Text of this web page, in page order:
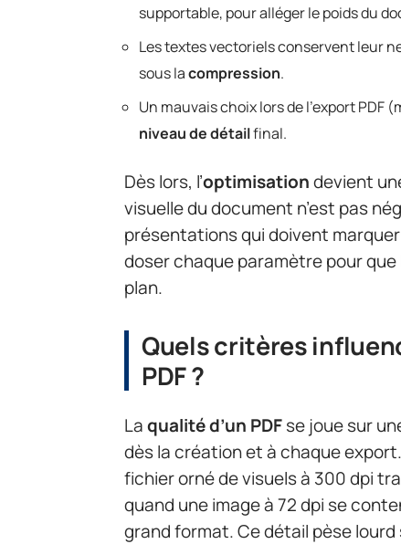
supportable, pour alléger le poids du
Les textes vectoriels conservent leur
sous lacompression.
Un mauvais choix lors de l’export PDF
niveau de détailfinal.
Dès lors, l’optimisationdevient
visuelle du document n’est pas
présentations qui doivent
doser chaque paramètre pour que
plan.
Quels critères
PDF ?
Laqualité d’un PDFse joue sur
dès la création et à chaque
fichier orné de visuels à 300 dpi
quand une image à 72 dpi se
grand format. Ce détail pèse